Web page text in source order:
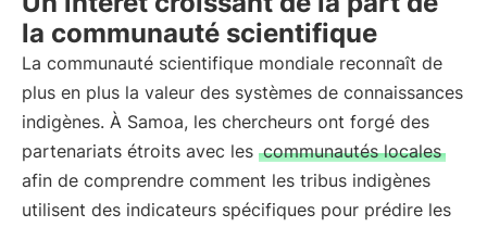
la communauté scientifique
La communauté scientifique mondiale reconnaît de
plus en plus la valeur des systèmes de connaissances
indigènes. À Samoa, les chercheurs ont forgé des
partenariats étroits avec les communautés locales
afin de comprendre comment les tribus indigènes
utilisent des indicateurs spécifiques pour prédire les